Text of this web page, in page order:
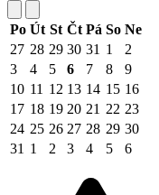
Po Út St Čt Pá So Ne
27 28 29 30 31 1
2
3
4 5 6 7 8
9
10 11 12 13 14 15 16
17 18 19 20 21 22 23
24 25 26 27 28 29 30
31 1 2 3 4 5 6